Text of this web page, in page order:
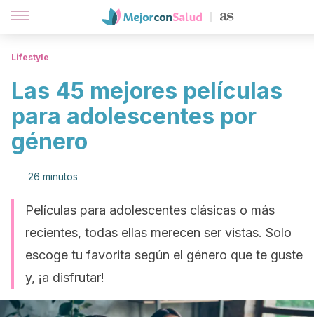
Lifestyle
Las 45 mejores películas
para adolescentes por
género
26 minutos
Películas para adolescentes clásicas o más
recientes, todas ellas merecen ser vistas. Solo
escoge tu favorita según el género que te guste
y, ¡a disfrutar!